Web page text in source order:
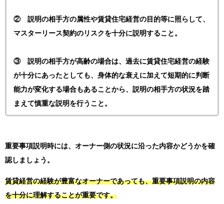
② 説明の相手方の属性や賃貸住宅経営の目的等に照らして、
マスターリース契約のリスクを十分に説明すること。
③ 説明の相手方が高齢の場合は、過去に賃貸住宅経営の経験
が十分にあったとしても、身体的な衰えに加えて短期的に判断
能力が変化する場合もあることから、説明の相手方の状況を踏
まえて慎重な説明を行うこと。
重要事項説明時には、オーナー側の状況に沿った内容かどうかを確
認しましょう。
賃貸経営の経験が豊富なオーナーであっても、重要事項説明の内容
を十分に理解することが重要です。